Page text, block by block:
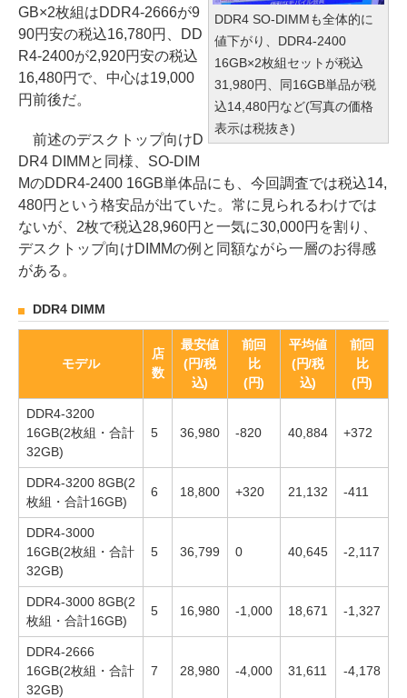
DDR4 SO-DIMMも全体的に
値下がり、DDR4-2400
16GB×2枚組セットが税込
31,980円、同16GB単品が税
込14,480円など(写真の価格
表示は税抜き)
GB×2枚組はDDR4-2666が9
90円安の税込16,780円、DD
R4-2400が2,920円安の税込
16,480円で、中心は19,000
円前後だ。
前述のデスクトップ向けD
DR4 DIMMと同様、SO-DIM
MのDDR4-2400 16GB単体品にも、今回調査では税込14,
480円という格安品が出ていた。常に見られるわけでは
ないが、2枚で税込28,960円と一気に30,000円を割り、
デスクトップ向けDIMMの例と同額ながら一層のお得感
がある。
DDR4 DIMM
モデル
店
数
最安値
(円/税
込)
前回
比
(円)
平均値
(円/税
込)
前回
比
(円)
DDR4-3200
16GB(2枚組・合計
32GB)
5 36,980 -820 40,884 +372
DDR4-3200 8GB(2
枚組・合計16GB)
6 18,800 +320 21,132 -411
DDR4-3000
16GB(2枚組・合計
32GB)
5 36,799 0 40,645 -2,117
DDR4-3000 8GB(2
枚組・合計16GB)
5 16,980 -1,000 18,671 -1,327
DDR4-2666
16GB(2枚組・合計
32GB)
7 28,980 -4,000 31,611 -4,178